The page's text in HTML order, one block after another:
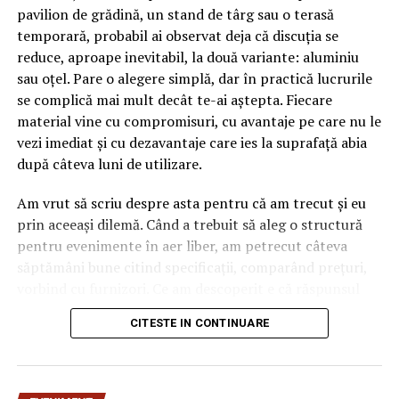
pavilion de grădină, un stand de târg sau o terasă
temporară, probabil ai observat deja că discuția se
reduce, aproape inevitabil, la două variante: aluminiu
sau oțel. Pare o alegere simplă, dar în practică lucrurile
se complică mai mult decât te-ai aștepta. Fiecare
material vine cu compromisuri, cu avantaje pe care nu le
vezi imediat și cu dezavantaje care ies la suprafață abia
după câteva luni de utilizare.
Am vrut să scriu despre asta pentru că am trecut și eu
prin aceeași dilemă. Când a trebuit să aleg o structură
pentru evenimente în aer liber, am petrecut câteva
săptămâni bune citind specificații, comparând prețuri,
„corect” depinde mult de context, de cât de des muți
pavilionul și de ce condiții meteo ai de înfruntat.
CITESTE IN CONTINUARE